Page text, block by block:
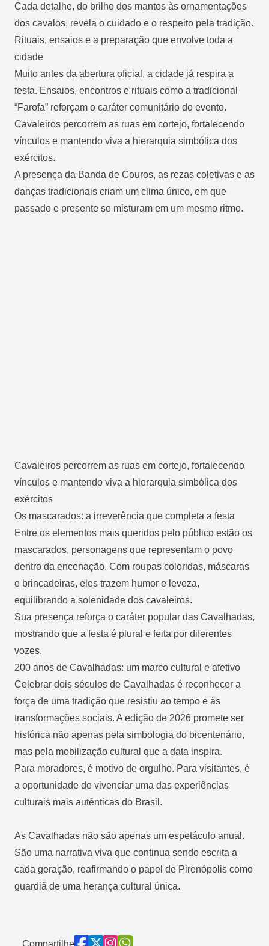
Cada detalhe, do brilho dos mantos às ornamentações
dos cavalos, revela o cuidado e o respeito pela tradição.
Rituais, ensaios e a preparação que envolve toda a
cidade
Muito antes da abertura oficial, a cidade já respira a
festa. Ensaios, encontros e rituais como a tradicional
“Farofa” reforçam o caráter comunitário do evento.
Cavaleiros percorrem as ruas em cortejo, fortalecendo
vínculos e mantendo viva a hierarquia simbólica dos
exércitos.
A presença da Banda de Couros, as rezas coletivas e as
danças tradicionais criam um clima único, em que
passado e presente se misturam em um mesmo ritmo.
Cavaleiros percorrem as ruas em cortejo, fortalecendo
vínculos e mantendo viva a hierarquia simbólica dos
exércitos
Os mascarados: a irreverência que completa a festa
Entre os elementos mais queridos pelo público estão os
mascarados, personagens que representam o povo
dentro da encenação. Com roupas coloridas, máscaras
e brincadeiras, eles trazem humor e leveza,
equilibrando a solenidade dos cavaleiros.
Sua presença reforça o caráter popular das Cavalhadas,
mostrando que a festa é plural e feita por diferentes
vozes.
200 anos de Cavalhadas: um marco cultural e afetivo
Celebrar dois séculos de Cavalhadas é reconhecer a
força de uma tradição que resistiu ao tempo e às
transformações sociais. A edição de 2026 promete ser
histórica não apenas pela simbologia do bicentenário,
mas pela mobilização cultural que a data inspira.
Para moradores, é motivo de orgulho. Para visitantes, é
a oportunidade de vivenciar uma das experiências
culturais mais autênticas do Brasil.
As Cavalhadas não são apenas um espetáculo anual.
São uma narrativa viva que continua sendo escrita a
cada geração, reafirmando o papel de Pirenópolis como
guardiã de uma herança cultural única.
Compartilhe